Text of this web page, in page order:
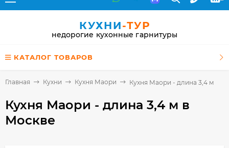
КУХНИ-ТУР
недорогие кухонные гарнитуры
КАТАЛОГ ТОВАРОВ
Главная Кухни Кухня Маори Кухня Маори - длина 3,4 м
Кухня Маори - длина 3,4 м в
Москве